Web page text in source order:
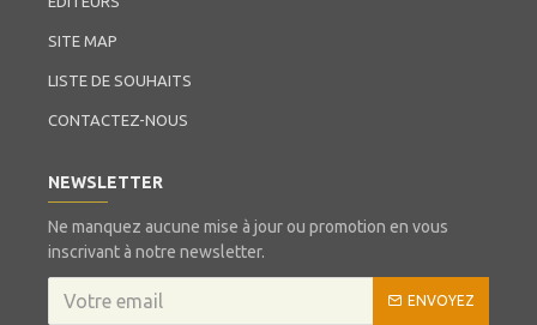
SITE MAP
LISTE DE SOUHAITS
CONTACTEZ-NOUS
NEWSLETTER
Ne manquez aucune mise à jour ou promotion en vous
inscrivant à notre newsletter.
ENVOYEZ